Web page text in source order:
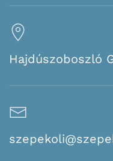
Hajdúszoboszló